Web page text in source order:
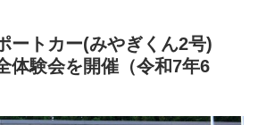
ートカー(みやぎくん2号)
体験会を開催（令和7年6